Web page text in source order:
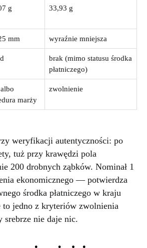
g 33,93 g
mm wyraźnie mniejsza
brak (mimo statusu środka
płatniczego)
marży
zwolnienie
weryfikacji autentyczności: po
tuż przy krawędzi pola
200 drobnych ząbków. Nominał 1
ekonomicznego — potwierdza
środka płatniczego w kraju
to jedno z kryteriów zwolnienia
srebrze nie daje nic.